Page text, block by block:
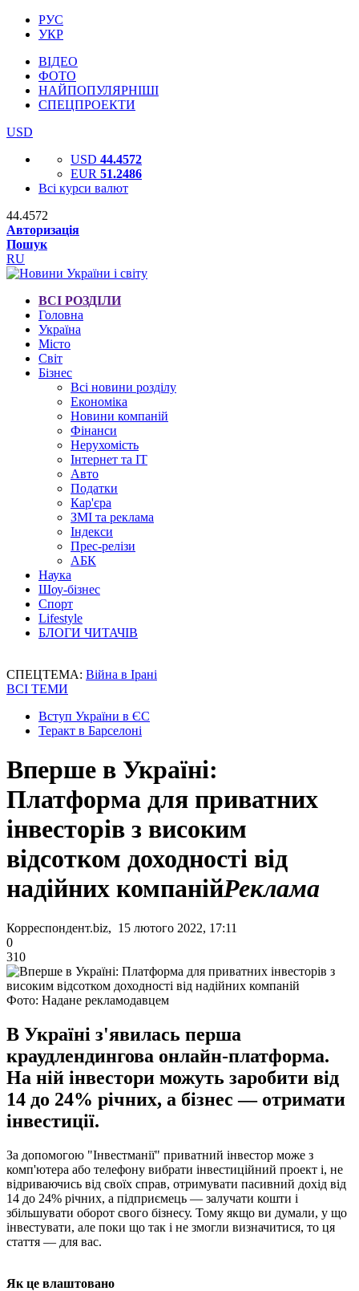
РУС
УКР
ВІДЕО
ФОТО
НАЙПОПУЛЯРНІШІ
СПЕЦПРОЕКТИ
USD
USD 44.4572
EUR 51.2486
Всі курси валют
44.4572
Авторизація
Пошук
RU
ВСІ РОЗДІЛИ
Головна
Україна
Місто
Світ
Бізнес
Всі новини розділу
Економіка
Новини компаній
Фінанси
Нерухомість
Інтернет та IT
Авто
Податки
Кар'єра
ЗМІ та реклама
Індекси
Прес-релізи
АБК
Наука
Шоу-бізнес
Спорт
Lifestyle
БЛОГИ ЧИТАЧІВ
СПЕЦТЕМА: Війна в Ірані
ВСІ ТЕМИ
Вступ України в ЄС
Теракт в Барселоні
Вперше в Україні:
Платформа для приватних
інвесторів з високим
відсотком доходності від
надійних компанійРеклама
Корреспондент.biz, 15 лютого 2022, 17:11
0
310
Фото: Надане рекламодавцем
В Україні з'явилась перша
краудлендингова онлайн-платформа.
На ній інвестори можуть заробити від
14 до 24% річних, а бізнес — отримати
інвестиції.
За допомогою "Інвестманії" приватний інвестор може з
комп'ютера або телефону вибрати інвестиційний проект і, не
відриваючись від своїх справ, отримувати пасивний дохід від
14 до 24% річних, а підприємець — залучати кошти і
збільшувати оборот свого бізнесу. Тому якщо ви думали, у що
інвестувати, але поки що так і не змогли визначитися, то ця
стаття — для вас.
Як це влаштовано